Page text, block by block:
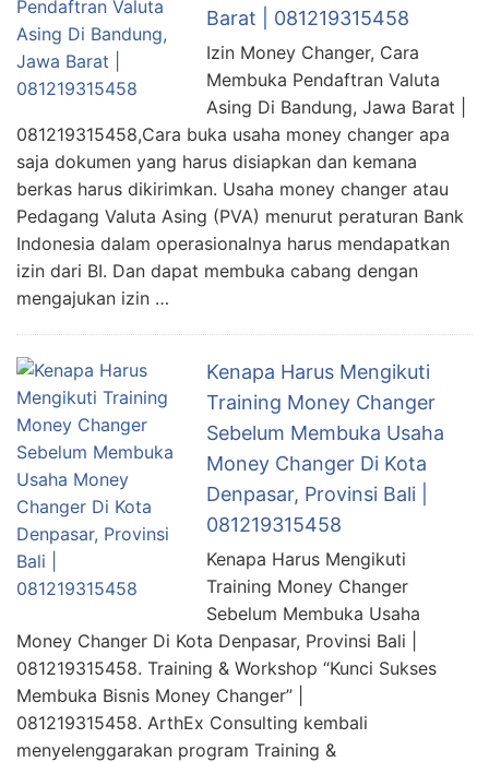
Barat | 081219315458
Izin Money Changer, Cara
Membuka Pendaftran Valuta
Asing Di Bandung, Jawa Barat |
081219315458,Cara buka usaha money changer apa
saja dokumen yang harus disiapkan dan kemana
berkas harus dikirimkan. Usaha money changer atau
Pedagang Valuta Asing (PVA) menurut peraturan Bank
Indonesia dalam operasionalnya harus mendapatkan
izin dari BI. Dan dapat membuka cabang dengan
mengajukan izin …
Kenapa Harus Mengikuti
Training Money Changer
Sebelum Membuka Usaha
Money Changer Di Kota
Denpasar, Provinsi Bali |
081219315458
Kenapa Harus Mengikuti
Training Money Changer
Sebelum Membuka Usaha
Money Changer Di Kota Denpasar, Provinsi Bali |
081219315458. Training & Workshop “Kunci Sukses
Membuka Bisnis Money Changer” |
081219315458. ArthEx Consulting kembali
menyelenggarakan program Training &